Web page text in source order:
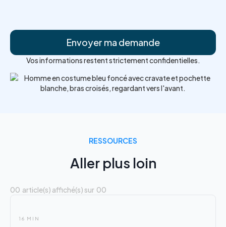
Vos informations restent strictement confidentielles.
RESSOURCES
Aller plus loin
00 article(s) affiché(s) sur 00
16 MIN